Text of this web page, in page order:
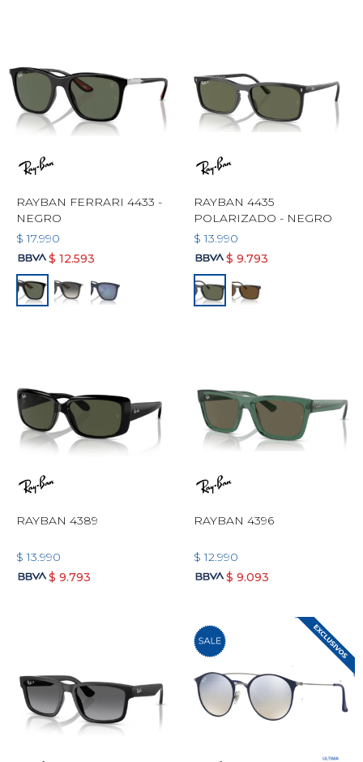
RAYBAN FERRARI 4433 -
NEGRO
$ 17.990
$ 12.593
RAYBAN 4435
POLARIZADO - NEGRO
$ 13.990
$ 9.793
RAYBAN 4389
$ 13.990
$ 9.793
RAYBAN 4396
$ 12.990
$ 9.093